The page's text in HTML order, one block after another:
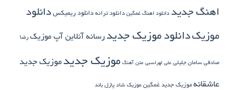
اهنگ جدید دانلود اهنگ غمگین دانلود ترانه دانلود ریمیکس دانلود
موزیکدانلود موزیک جدید رسانه آنلاین آپ موزیک رضا
صادقی سامان جلیلی علی لهراسبی متن آهنگ موزیک جدید موزیک جدید
عاشقانه موزیک جدید غمگین موزیک شاد پازل باند